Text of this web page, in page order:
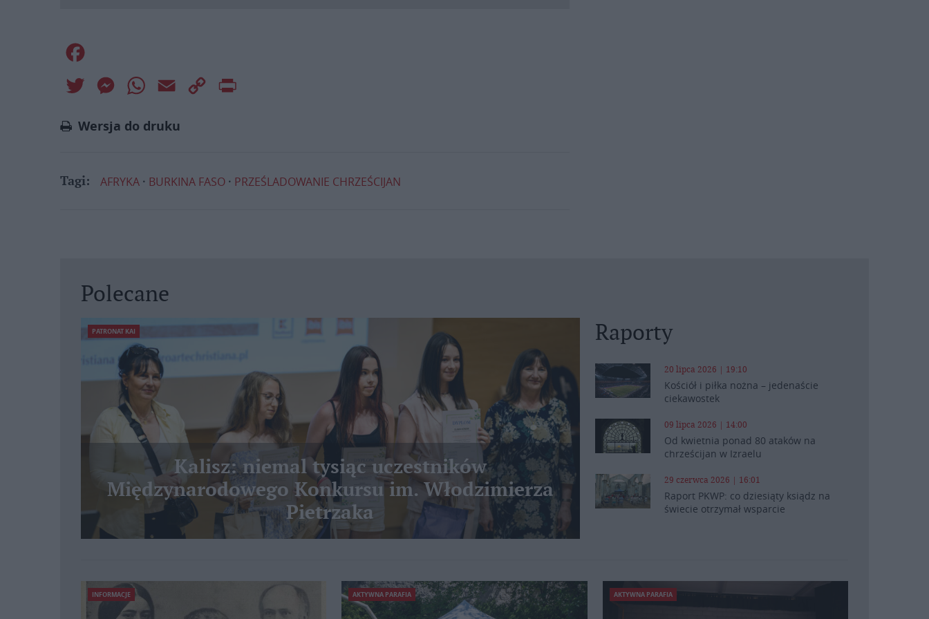
Twitter MessengerWhatsApp
Email
Copy
Wersja do druku
Tagi: AFRYKA BURKINA FASO PRZEŚLADOWANIE CHRZEŚCIJAN
Polecane
PATRONAT KAI
Kalisz: niemal tysiąc uczestników
Międzynarodowego Konkursu im. Włodzimierza
Pietrzaka
Raporty
20 lipca 2026 | 19:10
Kościół i piłka nożna – jedenaście
ciekawostek
09 lipca 2026 | 14:00
Od kwietnia ponad 80 ataków na
chrześcijan w Izraelu
29 czerwca 2026 | 16:01
Raport PKWP: co dziesiąty ksiądz na
świecie otrzymał wsparcie
INFORMACJE AKTYWNA PARAFIA AKTYWNA PARAFIA